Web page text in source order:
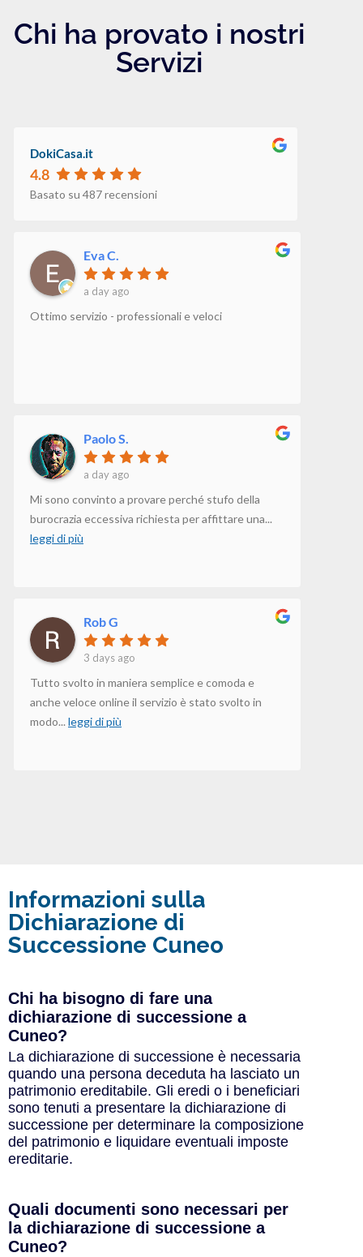
Chi ha provato i nostri
Servizi
DokiCasa.it
4.8
Basato su 487 recensioni
Eva C.
a day ago
Ottimo servizio - professionali e veloci
Paolo S.
a day ago
Mi sono convinto a provare perché stufo della
burocrazia eccessiva richiesta per affittare una...
leggi di più
Rob G
3 days ago
Tutto svolto in maniera semplice e comoda e
anche veloce online il servizio è stato svolto in
modo... leggi di più
Informazioni sulla
Dichiarazione di
Successione Cuneo
Chi ha bisogno di fare una
dichiarazione di successione a
Cuneo?
La dichiarazione di successione è necessaria
quando una persona deceduta ha lasciato un
patrimonio ereditabile. Gli eredi o i beneficiari
sono tenuti a presentare la dichiarazione di
successione per determinare la composizione
del patrimonio e liquidare eventuali imposte
ereditarie.
Quali documenti sono necessari per
la dichiarazione di successione a
Cuneo?